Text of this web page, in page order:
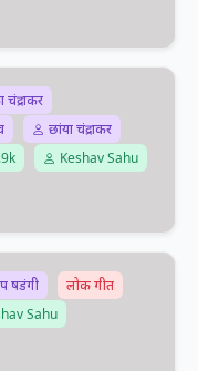
चंद्राकर
छांया चंद्राकर
Keshav Sahu
षडंगी
लोक गीत
Sahu